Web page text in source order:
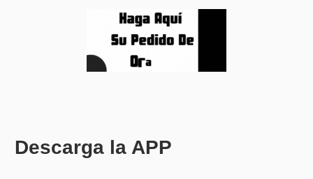
Descarga la APP